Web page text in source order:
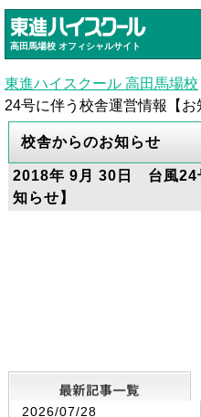
高田馬場校 オフィシャルサイト
東進ハイスクール 高田馬場校
24号に伴う校舎運営情報【お
校舎からのお知らせ
2018年 9月 30日 台風24
知らせ】
2026/07/28